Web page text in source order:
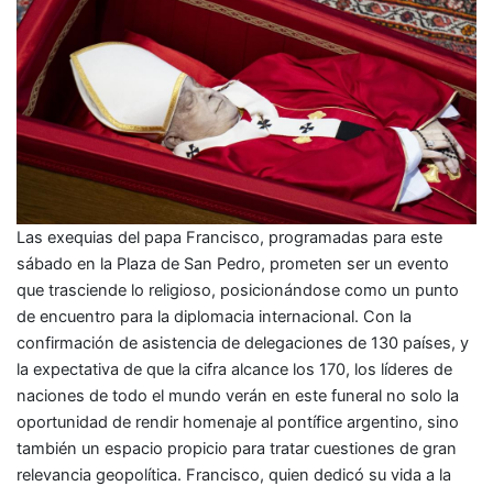
Las exequias del papa Francisco, programadas para este
sábado en la Plaza de San Pedro, prometen ser un evento
que trasciende lo religioso, posicionándose como un punto
de encuentro para la diplomacia internacional. Con la
confirmación de asistencia de delegaciones de 130 países, y
la expectativa de que la cifra alcance los 170, los líderes de
naciones de todo el mundo verán en este funeral no solo la
oportunidad de rendir homenaje al pontífice argentino, sino
también un espacio propicio para tratar cuestiones de gran
relevancia geopolítica. Francisco, quien dedicó su vida a la